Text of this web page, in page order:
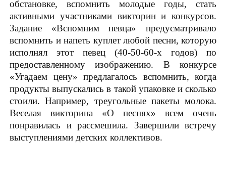
обстановке, вспомнить молодые годы, стать
активными участниками викторин и конкурсов.
Задание «Вспомним певца» предусматривало
вспомнить и напеть куплет любой песни, которую
исполнял этот певец (40-50-60-х годов) по
предоставленному изображению. В конкурсе
«Угадаем цену» предлагалось вспомнить, когда
продукты выпускались в такой упаковке и сколько
стоили. Например, треугольные пакеты молока.
Веселая викторина «О песнях» всем очень
понравилась и рассмешила. Завершили встречу
выступлениями детских коллективов.